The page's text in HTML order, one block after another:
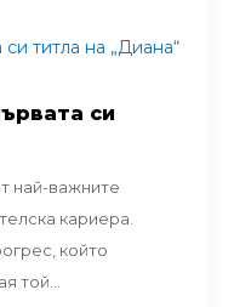
си
най-важните
кариера.
който
той...